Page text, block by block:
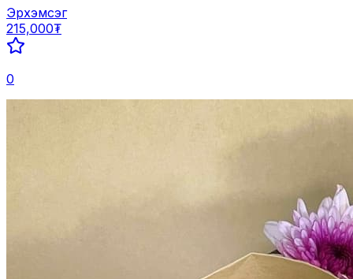
Эрхэмсэг
215,000₮
0